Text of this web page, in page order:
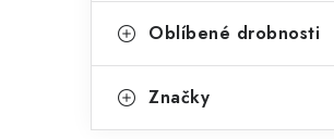
Oblíbené drobnosti
Značky